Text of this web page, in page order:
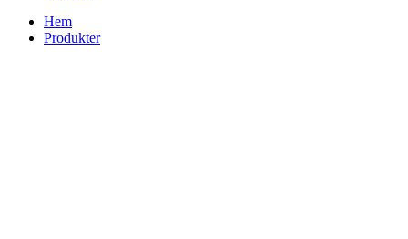
Hem
Produkter